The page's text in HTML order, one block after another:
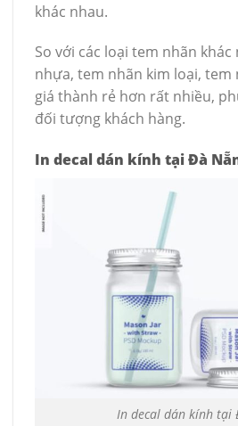
khác nhau.
So với các loại tem nhãn
nhựa, tem nhãn kim loại, tem
giá thành rẻ hơn rất nhiều,
đối tượng khách hàng.
In decal dán kính tại Đà
In decal dán kính tại